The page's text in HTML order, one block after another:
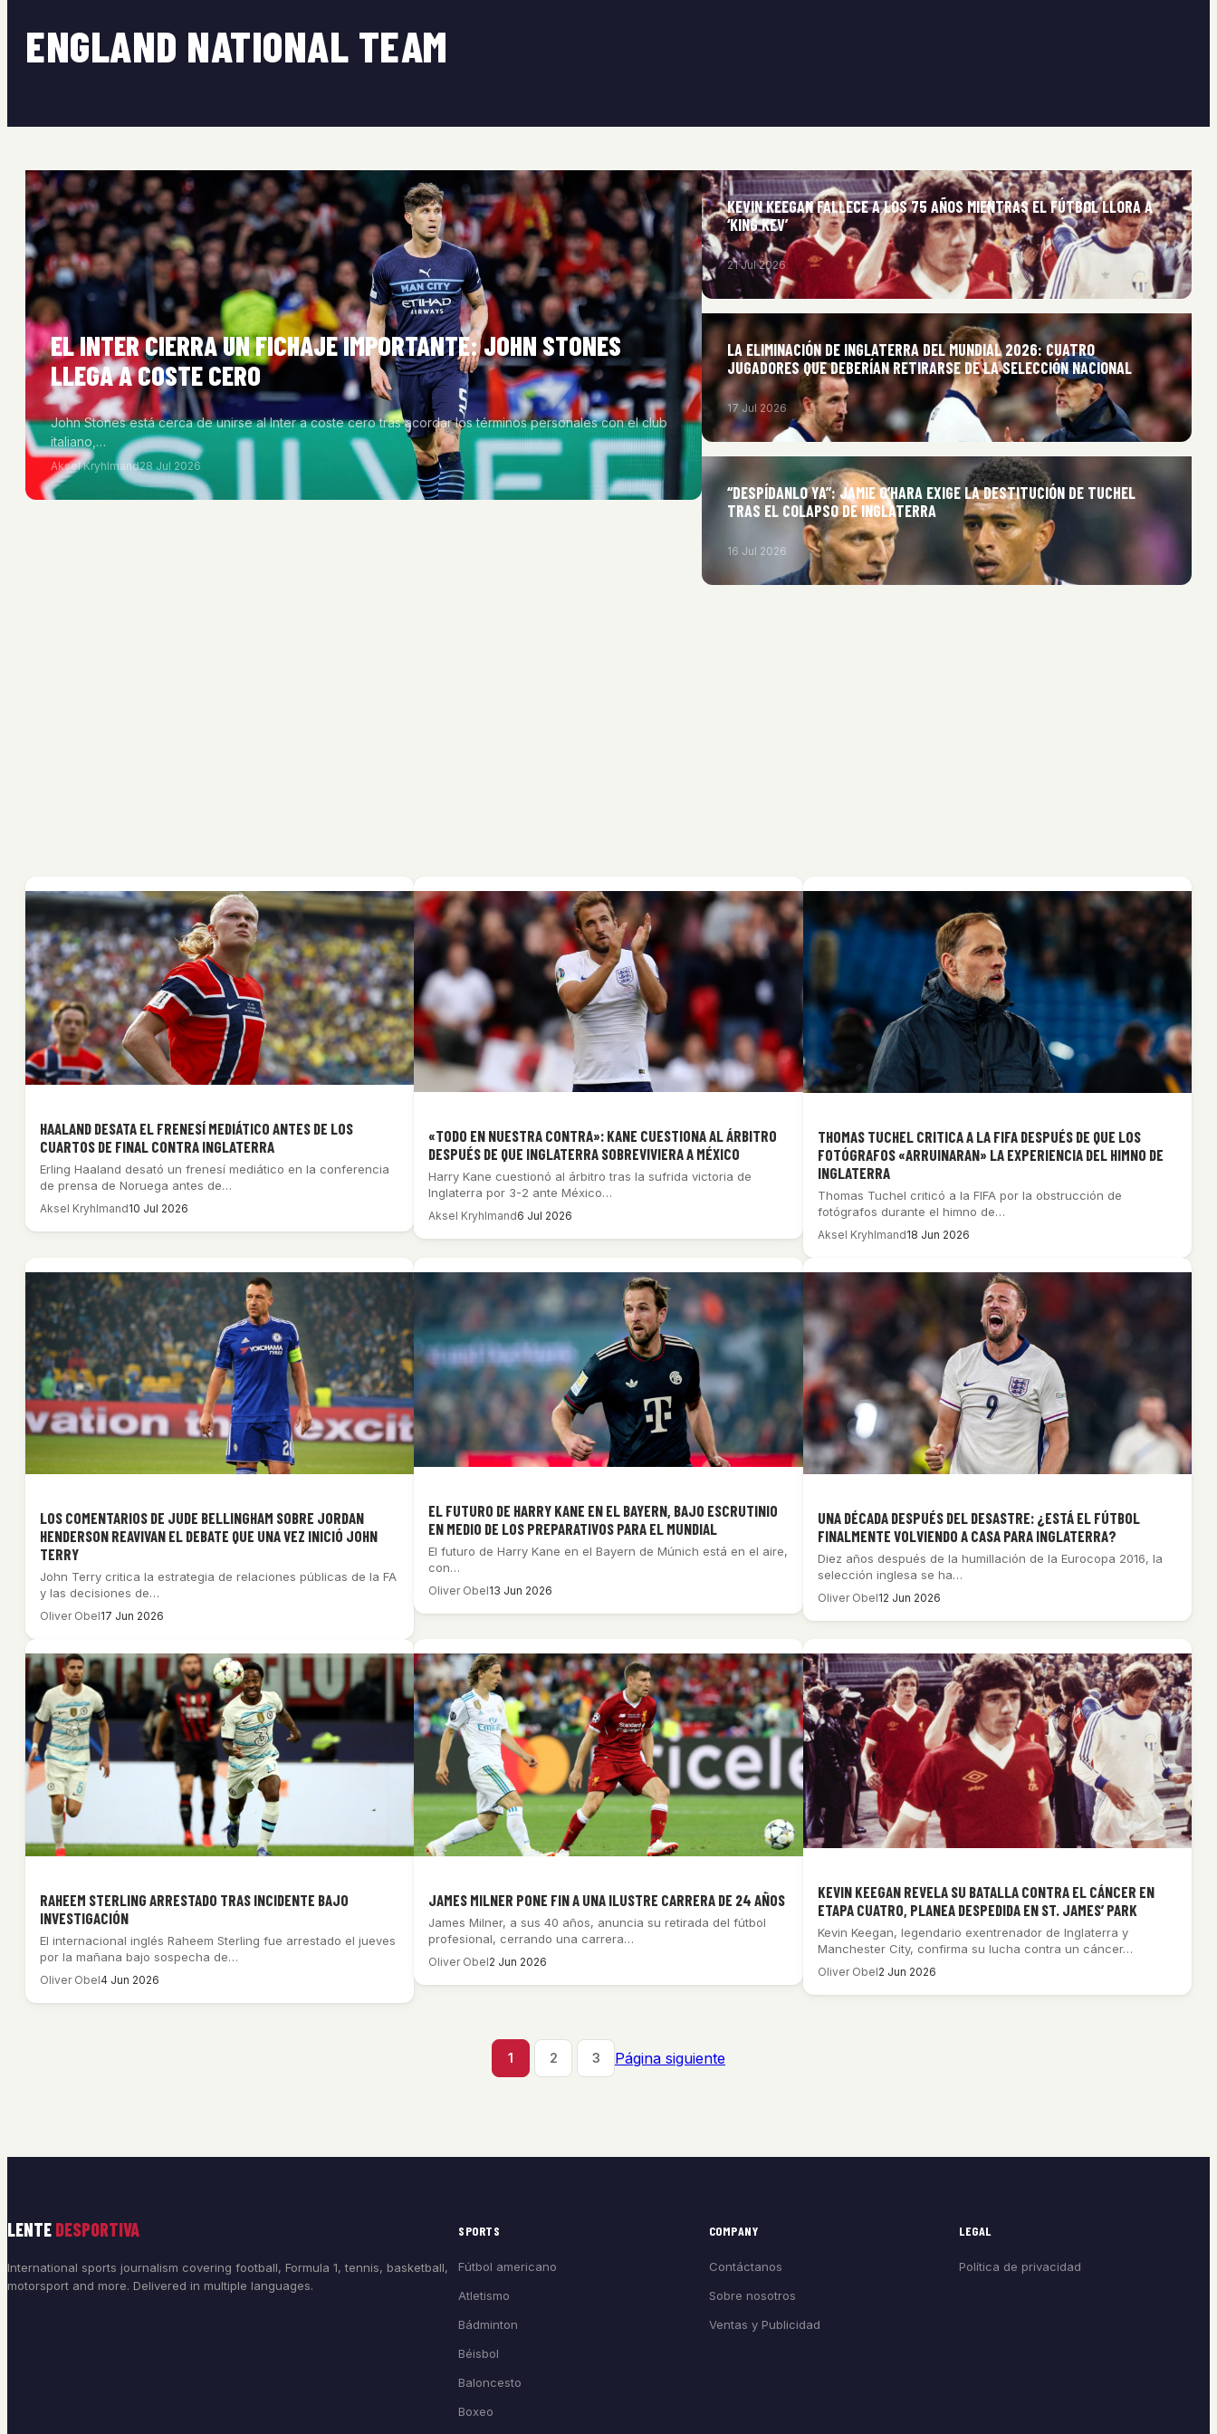
ENGLAND NATIONAL TEAM
EL INTER CIERRA UN FICHAJE IMPORTANTE: JOHN STONES
LLEGA A COSTE CERO
John Stones está cerca de unirse al Inter a coste cero tras acordar los términos personales con el club
italiano,…
Aksel Kryhlmand28 Jul 2026
KEVIN KEEGAN FALLECE A LOS 75 AÑOS MIENTRAS EL FÚTBOL LLORA A
‘KING KEV’
21 Jul 2026
LA ELIMINACIÓN DE INGLATERRA DEL MUNDIAL 2026: CUATRO
JUGADORES QUE DEBERÍAN RETIRARSE DE LA SELECCIÓN NACIONAL
17 Jul 2026
“DESPÍDANLO YA”: JAMIE O’HARA EXIGE LA DESTITUCIÓN DE TUCHEL
TRAS EL COLAPSO DE INGLATERRA
16 Jul 2026
HAALAND DESATA EL FRENESÍ MEDIÁTICO ANTES DE LOS
CUARTOS DE FINAL CONTRA INGLATERRA
Erling Haaland desató un frenesí mediático en la conferencia
de prensa de Noruega antes de…
Aksel Kryhlmand10 Jul 2026
«TODO EN NUESTRA CONTRA»: KANE CUESTIONA AL ÁRBITRO
DESPUÉS DE QUE INGLATERRA SOBREVIVIERA A MÉXICO
Harry Kane cuestionó al árbitro tras la sufrida victoria de
Inglaterra por 3-2 ante México…
Aksel Kryhlmand6 Jul 2026
THOMAS TUCHEL CRITICA A LA FIFA DESPUÉS DE QUE LOS
FOTÓGRAFOS «ARRUINARAN» LA EXPERIENCIA DEL HIMNO DE
INGLATERRA
Thomas Tuchel criticó a la FIFA por la obstrucción de
fotógrafos durante el himno de…
Aksel Kryhlmand18 Jun 2026
LOS COMENTARIOS DE JUDE BELLINGHAM SOBRE JORDAN
HENDERSON REAVIVAN EL DEBATE QUE UNA VEZ INICIÓ JOHN
TERRY
John Terry critica la estrategia de relaciones públicas de la FA
y las decisiones de…
Oliver Obel17 Jun 2026
EL FUTURO DE HARRY KANE EN EL BAYERN, BAJO ESCRUTINIO
EN MEDIO DE LOS PREPARATIVOS PARA EL MUNDIAL
El futuro de Harry Kane en el Bayern de Múnich está en el aire,
con…
Oliver Obel13 Jun 2026
UNA DÉCADA DESPUÉS DEL DESASTRE: ¿ESTÁ EL FÚTBOL
FINALMENTE VOLVIENDO A CASA PARA INGLATERRA?
Diez años después de la humillación de la Eurocopa 2016, la
selección inglesa se ha…
Oliver Obel12 Jun 2026
RAHEEM STERLING ARRESTADO TRAS INCIDENTE BAJO
INVESTIGACIÓN
El internacional inglés Raheem Sterling fue arrestado el jueves
por la mañana bajo sospecha de…
Oliver Obel4 Jun 2026
JAMES MILNER PONE FIN A UNA ILUSTRE CARRERA DE 24 AÑOS
James Milner, a sus 40 años, anuncia su retirada del fútbol
profesional, cerrando una carrera…
Oliver Obel2 Jun 2026
KEVIN KEEGAN REVELA SU BATALLA CONTRA EL CÁNCER EN
ETAPA CUATRO, PLANEA DESPEDIDA EN ST. JAMES’ PARK
Kevin Keegan, legendario exentrenador de Inglaterra y
Manchester City, confirma su lucha contra un cáncer…
Oliver Obel2 Jun 2026
1 2 3 Página siguiente
LENTE DESPORTIVA
International sports journalism covering football, Formula 1, tennis, basketball,
motorsport and more. Delivered in multiple languages.
SPORTS
Fútbol americano
Atletismo
Bádminton
Béisbol
Baloncesto
Boxeo
COMPANY
Contáctanos
Sobre nosotros
Ventas y Publicidad
LEGAL
Política de privacidad